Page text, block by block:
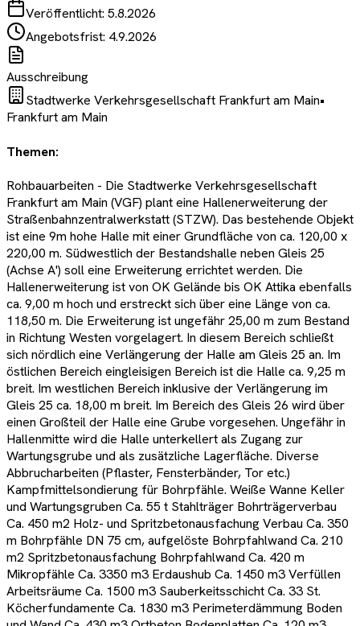
Veröffentlicht: 5.8.2026
Angebotsfrist: 4.9.2026
Ausschreibung
Stadtwerke Verkehrsgesellschaft Frankfurt am Main•
Frankfurt am Main
Themen:
Rohbauarbeiten - Die Stadtwerke Verkehrsgesellschaft
Frankfurt am Main (VGF) plant eine Hallenerweiterung der
Straßenbahnzentralwerkstatt (STZW). Das bestehende Objekt
ist eine 9m hohe Halle mit einer Grundfläche von ca. 120,00 x
220,00 m. Südwestlich der Bestandshalle neben Gleis 25
(Achse A') soll eine Erweiterung errichtet werden. Die
Hallenerweiterung ist von OK Gelände bis OK Attika ebenfalls
ca. 9,00 m hoch und erstreckt sich über eine Länge von ca.
118,50 m. Die Erweiterung ist ungefähr 25,00 m zum Bestand
in Richtung Westen vorgelagert. In diesem Bereich schließt
sich nördlich eine Verlängerung der Halle am Gleis 25 an. Im
östlichen Bereich eingleisigen Bereich ist die Halle ca. 9,25 m
breit. Im westlichen Bereich inklusive der Verlängerung im
Gleis 25 ca. 18,00 m breit. Im Bereich des Gleis 26 wird über
einen Großteil der Halle eine Grube vorgesehen. Ungefähr in
Hallenmitte wird die Halle unterkellert als Zugang zur
Wartungsgrube und als zusätzliche Lagerfläche. Diverse
Abbrucharbeiten (Pflaster, Fensterbänder, Tor etc.)
Kampfmittelsondierung für Bohrpfähle. Weiße Wanne Keller
und Wartungsgruben Ca. 55 t Stahlträger Bohrträgerverbau
Ca. 450 m2 Holz- und Spritzbetonausfachung Verbau Ca. 350
m Bohrpfähle DN 75 cm, aufgelöste Bohrpfahlwand Ca. 210
m2 Spritzbetonausfachung Bohrpfahlwand Ca. 420 m
Mikropfähle Ca. 3350 m3 Erdaushub Ca. 1450 m3 Verfüllen
Arbeitsräume Ca. 1500 m3 Sauberkeitsschicht Ca. 33 St.
Köcherfundamente Ca. 1830 m3 Perimeterdämmung Boden